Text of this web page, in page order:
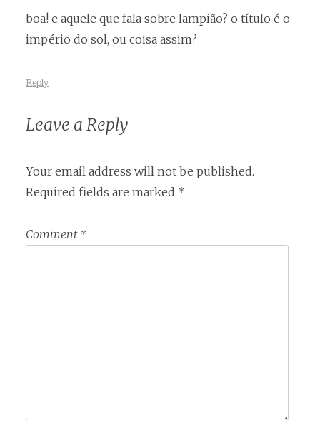
boa! e aquele que fala sobre lampião? o título é o
império do sol, ou coisa assim?
Reply
Leave a Reply
Your email address will not be published.
Required fields are marked *
Comment *